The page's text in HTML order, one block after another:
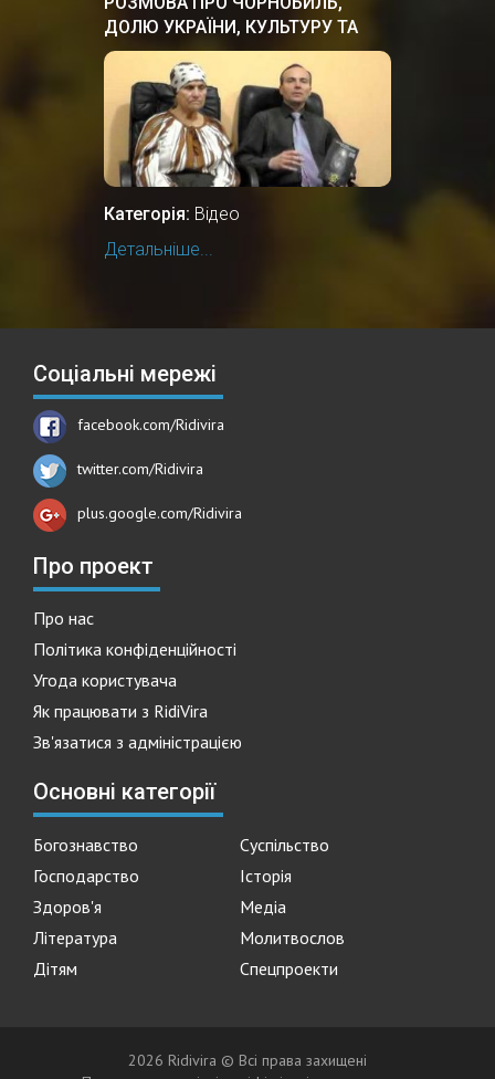
ДОЛЮ УКРАЇНИ, КУЛЬТУРУ ТА
ІСТОРІЮ
Категорія: Відео
Детальніше...
Соціальні мережі
facebook.com/Ridivira
twitter.com/Ridivira
plus.google.com/Ridivira
Про проект
Про нас
Політика конфіденційності
Угода користувача
Як працювати з RidiVira
Зв'язатися з адміністрацією
Основні категорії
Богознавство
Суспільство
Господарство
Історія
Здоров'я
Медіа
Література
Молитвослов
Дітям
Спецпроекти
2026 Ridivira © Всі права захищені